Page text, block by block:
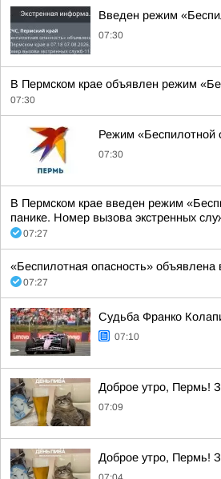
Введен режим
07:30
В Пермском крае объявлен режим
07:30
Режим «Беспилотной
07:30
В Пермском крае введен режим
панике. Номер вызова экстренных
07:27
«Беспилотная опасность»
07:27
Судьба Франко
07:10
Доброе утро, Пермь!
07:09
Доброе утро, Пермь!